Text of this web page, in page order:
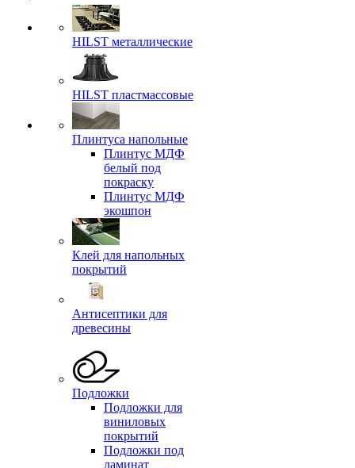
HILST металлические
HILST пластмассовые
Плинтуса напольные
Плинтус МДФ
белый под
покраску
Плинтус МДФ
экошпон
Клей для напольных
покрытий
Антисептики для
древесины
Подложки
Подложки для
виниловых
покрытий
Подложки под
ламинат